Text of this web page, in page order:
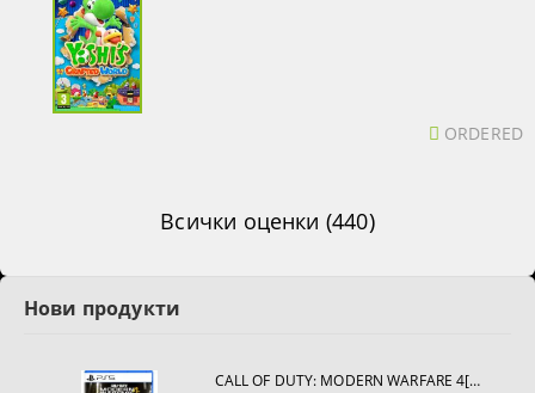
ORDERED
Всички оценки (440)
Нови продукти
CALL OF DUTY: MODERN WARFARE 4[PS5]